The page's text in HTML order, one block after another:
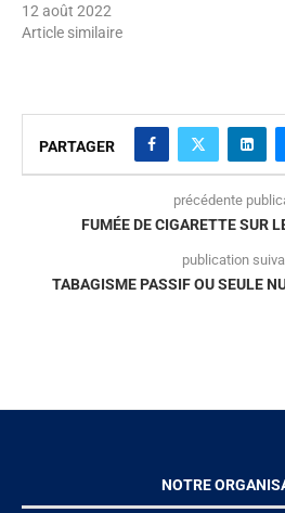
12 août 2022
Article similaire
PARTAGER
précédente
FUMÉE DE CIGARETTE SUR
publication
TABAGISME PASSIF OU SEULE
NOTRE